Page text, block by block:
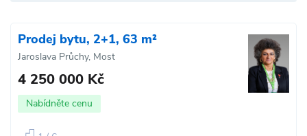
Prodej bytu, 2+1, 63 m²
Jaroslava Průchy, Most
4 250 000 Kč
Nabídněte cenu